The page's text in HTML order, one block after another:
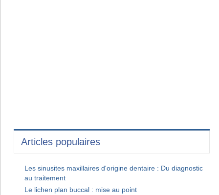
Articles populaires
Les sinusites maxillaires d'origine dentaire : Du diagnostic
au traitement
Le lichen plan buccal : mise au point